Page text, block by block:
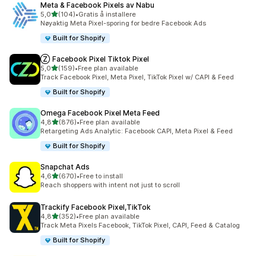
Meta & Facebook Pixels av Nabu
5,0av 5 stjerner
(104)
Totalt 104 omtaler
•Gratis å installere
Nøyaktig Meta Pixel-sporing for bedre Facebook Ads
Built for Shopify
Ⓩ Facebook Pixel Tiktok Pixel
5,0av 5 stjerner
(159)
Totalt 159 omtaler
•Free plan available
Track Facebook Pixel, Meta Pixel, TikTok Pixel w/ CAPI & Feed
Built for Shopify
Omega Facebook Pixel Meta Feed
4,8av 5 stjerner
(876)
Totalt 876 omtaler
•Free plan available
Retargeting Ads Analytic: Facebook CAPI, Meta Pixel & Feed
Built for Shopify
Snapchat Ads
4,6av 5 stjerner
(670)
Totalt 670 omtaler
•Free to install
Reach shoppers with intent not just to scroll
Trackify Facebook Pixel,TikTok
4,8av 5 stjerner
(352)
Totalt 352 omtaler
•Free plan available
Track Meta Pixels Facebook, TikTok Pixel, CAPI, Feed & Catalog
Built for Shopify